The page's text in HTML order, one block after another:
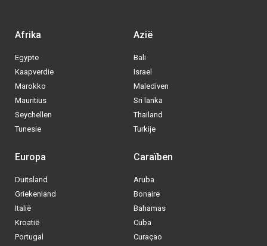
Afrika
Egypte
Kaapverdie
Marokko
Mauritius
Seychellen
Tunesie
Azië
Bali
Israel
Malediven
Sri lanka
Thailand
Turkije
Europa
Duitsland
Griekenland
Italië
Kroatië
Portugal
Caraïben
Aruba
Bonaire
Bahamas
Cuba
Curaçao